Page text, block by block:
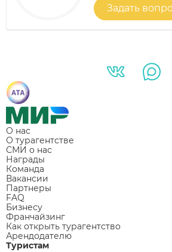
Задать
О нас
О турагентстве
СМИ о нас
Награды
Команда
Вакансии
Партнеры
FAQ
Бизнесу
Франчайзинг
Как открыть турагентство
Арендодателю
Туристам